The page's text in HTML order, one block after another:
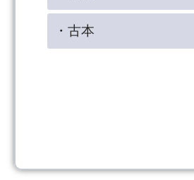
・古本